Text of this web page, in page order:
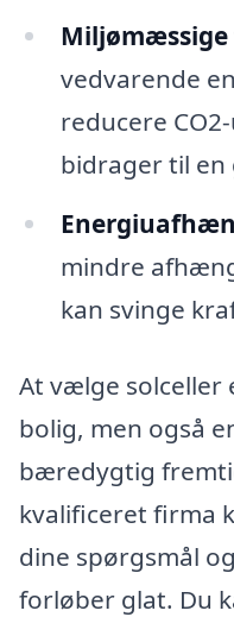
Miljømæssige
vedvarende
reducere
bidrager til
mindre
kan svinge
At vælge solceller
bolig, men også
bæredygtig
kvalificeret firma
dine spørgsmål
forløber glat. Du